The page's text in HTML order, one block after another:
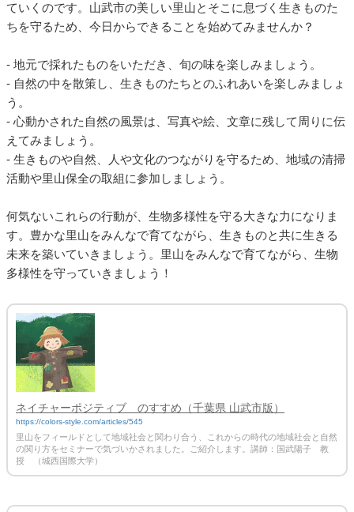
ていくのです。山武市の美しい里山とそこに息づく生きものた
ちを守るため、今日からできることを始めてみませんか？
- 地元で採れたものをいただき、旬の味を楽しみましょう。
- 自然の中を散策し、生きものたちとのふれあいを楽しみましょ
う。
- 心動かされた自然の風景は、写真や絵、文章に残して周りに伝
えてみましょう。
- 生きものや自然、人や文化のつながりを守るため、地域の清掃
活動や里山保全の取組に参加しましょう。
何気ないこれらの行動が、生物多様性を守る大きな力になりま
す。豊かな里山をみんなで育てながら、生きものと共に生きる
未来を築いていきましょう。里山をみんなで育てながら、生物
多様性を守っていきましょう！
ネイチャーポジティブ のすすめ（千葉県 山武市版）
https://colors-style.com/articles/545
里山をフィールドとして地域社会と関わり合う、これからの時代の地域社会と自然
の関り方をセミナーで気づいかされました。ご紹介します。講師：国武陽子 教
授 （城西国際大学）